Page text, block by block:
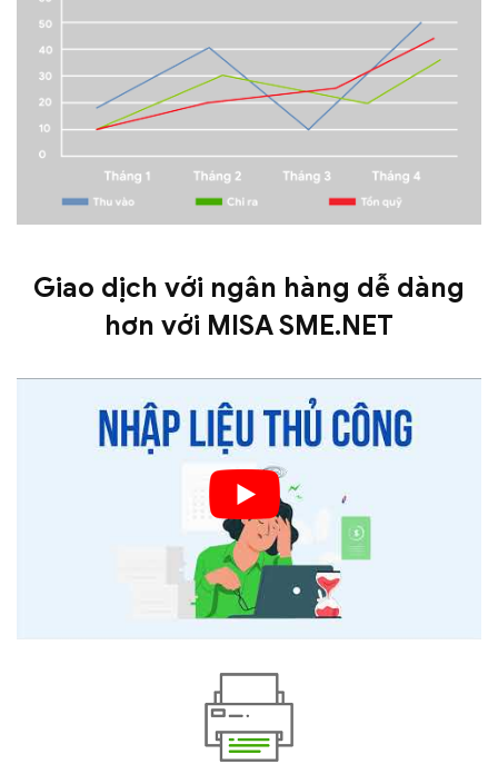
Giao dịch với ngân hàng dễ dàng
hơn với MISA SME.NET